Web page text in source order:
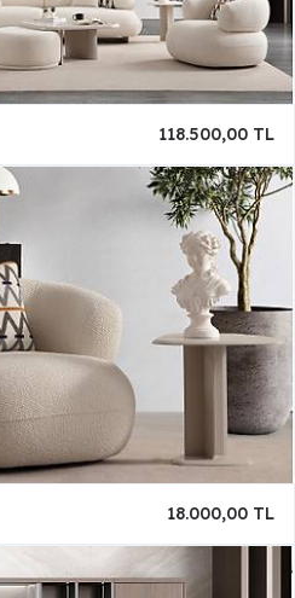
118.500,00 TL
18.000,00 TL